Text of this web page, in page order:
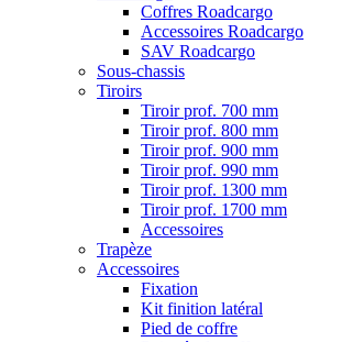
Coffres Roadcargo
Accessoires Roadcargo
SAV Roadcargo
Sous-chassis
Tiroirs
Tiroir prof. 700 mm
Tiroir prof. 800 mm
Tiroir prof. 900 mm
Tiroir prof. 990 mm
Tiroir prof. 1300 mm
Tiroir prof. 1700 mm
Accessoires
Trapèze
Accessoires
Fixation
Kit finition latéral
Pied de coffre